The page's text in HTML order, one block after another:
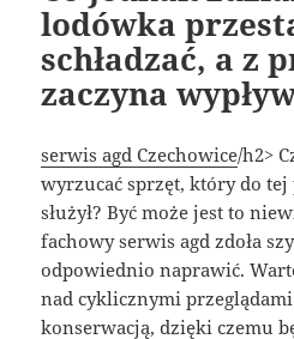
lodówka
schładzać, a z
zaczyna
serwis agd Czechowice/h2>
wyrzucać sprzęt, który do
służył? Być może jest to
fachowy serwis agd zdoła
odpowiednio naprawić.
nad cyklicznymi
konserwacją, dzięki czemu